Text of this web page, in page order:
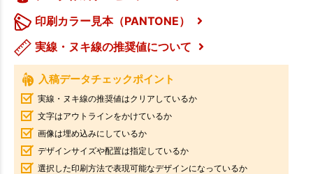
印刷カラー見本（PANTONE）
実線・ヌキ線の推奨値について
入稿データチェックポイント
実線・ヌキ線の推奨値はクリアしているか
文字はアウトラインをかけているか
画像は埋め込みにしているか
デザインサイズや配置は指定しているか
選択した印刷方法で表現可能なデザインになっているか